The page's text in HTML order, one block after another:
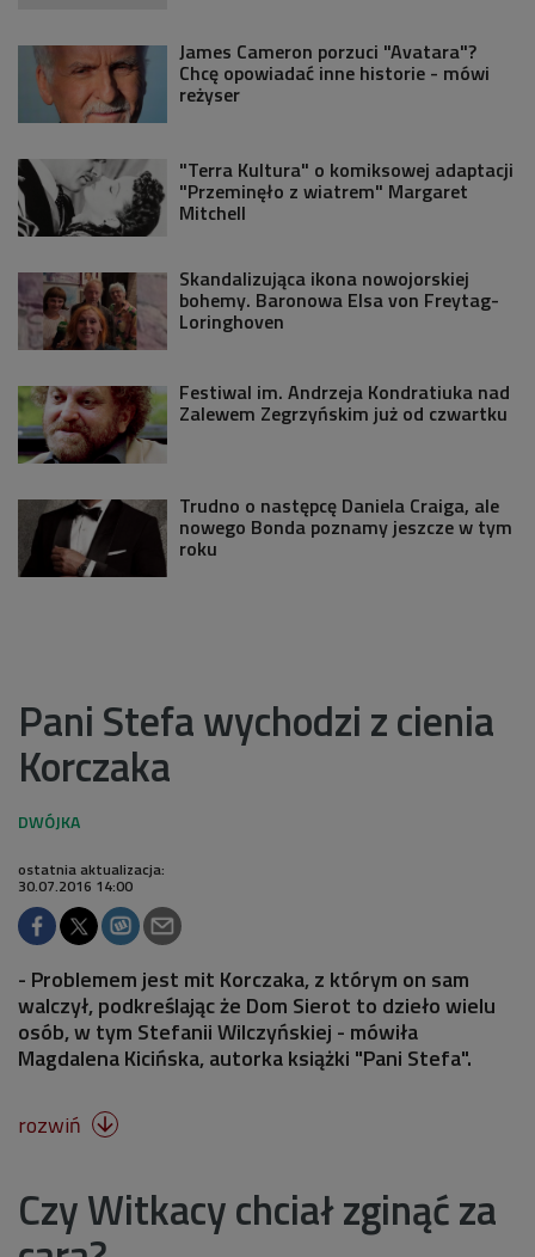
James Cameron porzuci "Avatara"?
Chcę opowiadać inne historie - mówi
reżyser
"Terra Kultura" o komiksowej adaptacji
"Przeminęło z wiatrem" Margaret
Mitchell
Skandalizująca ikona nowojorskiej
bohemy. Baronowa Elsa von Freytag-
Loringhoven
Festiwal im. Andrzeja Kondratiuka nad
Zalewem Zegrzyńskim już od czwartku
Trudno o następcę Daniela Craiga, ale
nowego Bonda poznamy jeszcze w tym
roku
Pani Stefa wychodzi z cienia
Korczaka
ostatnia aktualizacja:
30.07.2016 14:00
- Problemem jest mit Korczaka, z którym on sam
walczył, podkreślając że Dom Sierot to dzieło wielu
osób, w tym Stefanii Wilczyńskiej - mówiła
Magdalena Kicińska, autorka książki "Pani Stefa".
rozwiń 
Czy Witkacy chciał zginąć za